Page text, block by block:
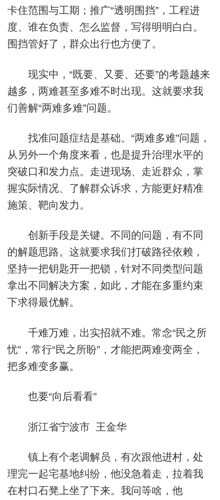
卡住范围与工期；推广“透明围挡”，工程进
度、谁在负责、怎么监督，写得明明白白。
围挡管好了，群众出行也方便了。
现实中，“既要、又要、还要”的考题越来
越多，两难甚至多难不时出现。这就要求我
们善解“两难多难”问题。
找准问题症结是基础。“两难多难”问题，
从另外一个角度来看，也是提升治理水平的
突破口和发力点。走进现场、走近群众，掌
握实际情况、了解群众诉求，方能更好精准
施策、靶向发力。
创新手段是关键。不同的问题，有不同
的解题思路。这就要求我们打破路径依赖，
坚持一把钥匙开一把锁，针对不同类型问题
拿出不同解决方案，如此，才能在多重约束
下求得最优解。
千难万难，出实招就不难。常念“民之所
忧”，常行“民之所盼”，才能把两难变两全，
把多难变多赢。
也要“向后看看”
浙江省宁波市 王金华
镇上有个老调解员，有次跟他进村，处
理完一起宅基地纠纷，他没急着走，拉着我
在村口石凳上坐了下来。我问等啥，他